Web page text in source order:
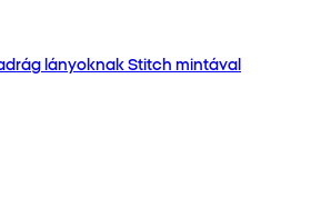
lányoknak Stitch mintával